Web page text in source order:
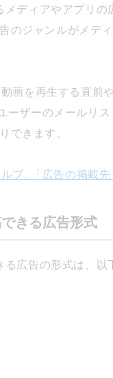
ディアやアプリ
のジャンルがメデ
画を再生する直前
ーザーのメールリ
できます。
プ. 「広告の掲載先
きる広告形式
広告の形式は、以